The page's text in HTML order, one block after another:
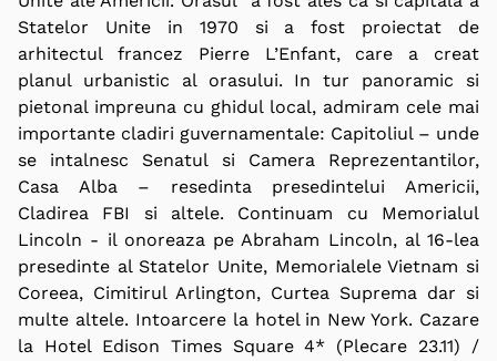
Statelor Unite in 1970 si a fost proiectat de
arhitectul francez Pierre L’Enfant, care a creat
planul urbanistic al orasului. In tur panoramic si
pietonal impreuna cu ghidul local, admiram cele mai
importante cladiri guvernamentale: Capitoliul – unde
se intalnesc Senatul si Camera Reprezentantilor,
Casa Alba – resedinta presedintelui Americii,
Cladirea FBI si altele. Continuam cu Memorialul
Lincoln - il onoreaza pe Abraham Lincoln, al 16-lea
presedinte al Statelor Unite, Memorialele Vietnam si
Coreea, Cimitirul Arlington, Curtea Suprema dar si
multe altele. Intoarcere la hotel in New York. Cazare
la Hotel Edison Times Square 4* (Plecare 23.11) /